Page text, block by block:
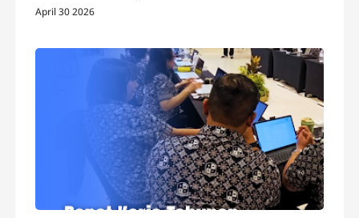
April 30 2026